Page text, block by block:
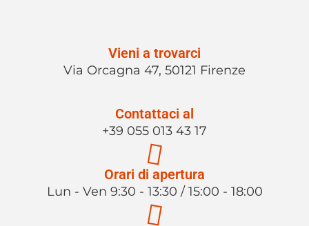
Vieni a trovarci
Via Orcagna 47, 50121 Firenze
Contattaci al
+39 055 013 43 17
Orari di apertura
Lun - Ven 9:30 - 13:30 / 15:00 - 18:00